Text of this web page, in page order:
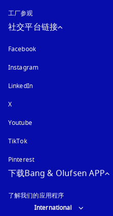
工厂参观
社交平台链接
Facebook
Instagram在新选项卡中打开
LinkedIn
X
Youtube在新选项卡中打开
TikTok
Pinterest
下载Bang & Olufsen APP
了解我们的应用程序
Select country and language
International